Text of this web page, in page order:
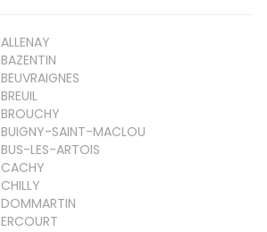
ALLENAY
BAZENTIN
BEUVRAIGNES
BREUIL
BROUCHY
BUIGNY-SAINT-MACLOU
BUS-LES-ARTOIS
CACHY
CHILLY
DOMMARTIN
ERCOURT